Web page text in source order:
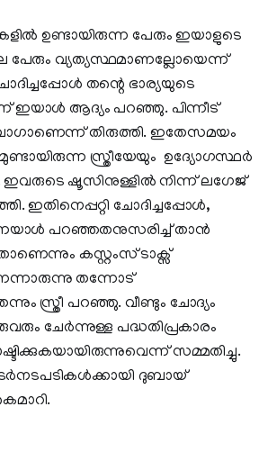
ഉണ്ടായിരുന്ന പേരും ഇയാളുടെ
പേരും വ്യത്യസ്ഥമാണല്ലോയെന്ന്
തന്റെ ഭാര്യയുടെ
ഇയാള്‍ ആദ്യം പറഞ്ഞു. പിന്നീട്
തിരുത്തി. ഇതേസമയം
സ്ത്രീയേയും ഉദ്യോഗസ്ഥര്‍
ഇവരുടെ ഷൂസിനുള്ളില്‍ നിന്ന് ലഗേജ്
ഇതിനെപ്പറ്റി ചോദിച്ചപ്പോള്‍,
പറഞ്ഞതനുസരിച്ച് താന്‍
കസ്റ്റംസ് ടാക്സ്
തന്നോട്
സ്ത്രീ പറ‍ഞ്ഞു. വീണ്ടും ചോദ്യം
ചേര്‍ന്നുള്ള പദ്ധതിപ്രകാരം
സമ്മതിച്ചു.
ദുബായ്